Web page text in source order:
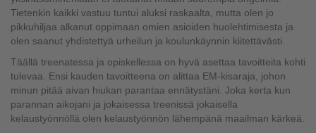
Tietenkin kaikki vastuu tuntui aluksi raskaalta, mutta olen jo
pikkuhiljaa alkanut oppimaan omien asioiden huolehtimisesta ja
olen saanut yhdistettyä urheilun ja koulunkäynnin kiitettävästi.
Täällä treenatessa ja opiskellessa on hyvä asettaa tavoitteita kohti
tulevaa. Ensi kauden tavoitteena on alittaa EM-kisaraja, johon
minun pitää aivan hiukan parantaa ennätystäni. Joka kerta kun
parannan aikojani ja jokaisessa treenissä jokaisella
kelaustyönnöllä olen kelaustyönnön lähempänä maailman kärkeä.